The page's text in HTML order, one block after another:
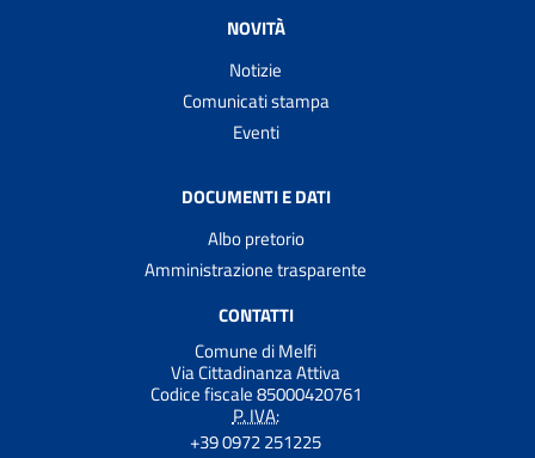
NOVITÀ
Notizie
Comunicati stampa
Eventi
DOCUMENTI E DATI
Albo pretorio
Amministrazione trasparente
CONTATTI
Comune di Melfi
Via Cittadinanza Attiva
Codice fiscale 85000420761
P. IVA:
+39 0972 251225